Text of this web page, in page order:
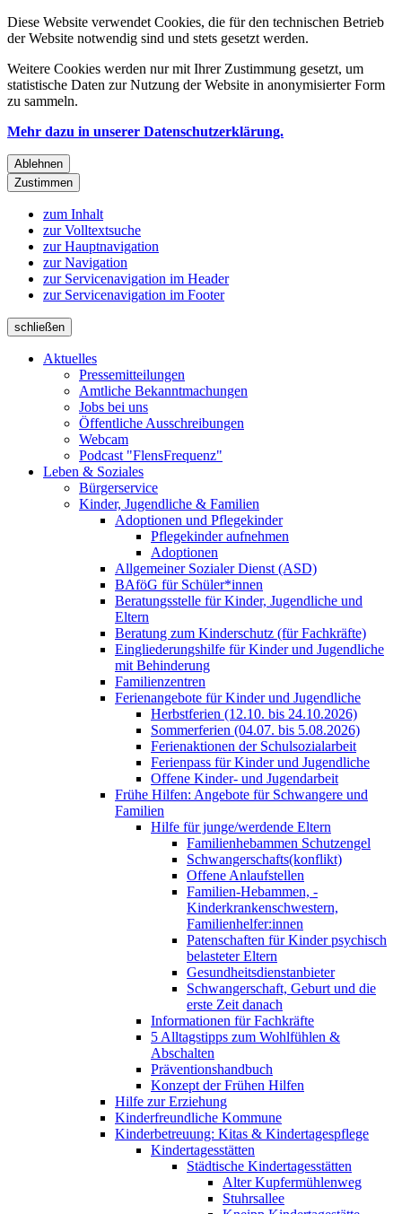
Diese Website verwendet Cookies, die für den technischen Betrieb
der Website notwendig sind und stets gesetzt werden.
Weitere Cookies werden nur mit Ihrer Zustimmung gesetzt, um
statistische Daten zur Nutzung der Website in anonymisierter Form
zu sammeln.
Mehr dazu in unserer Datenschutzerklärung.
Ablehnen
Zustimmen
zum Inhalt
zur Volltextsuche
zur Hauptnavigation
zur Navigation
zur Servicenavigation im Header
zur Servicenavigation im Footer
schließen
Aktuelles
Pressemitteilungen
Amtliche Bekanntmachungen
Jobs bei uns
Öffentliche Ausschreibungen
Webcam
Podcast "FlensFrequenz"
Leben & Soziales
Bürgerservice
Kinder, Jugendliche & Familien
Adoptionen und Pflegekinder
Pflegekinder aufnehmen
Adoptionen
Allgemeiner Sozialer Dienst (ASD)
BAföG für Schüler*innen
Beratungsstelle für Kinder, Jugendliche und
Eltern
Beratung zum Kinderschutz (für Fachkräfte)
Eingliederungshilfe für Kinder und Jugendliche
mit Behinderung
Familienzentren
Ferienangebote für Kinder und Jugendliche
Herbstferien (12.10. bis 24.10.2026)
Sommerferien (04.07. bis 5.08.2026)
Ferienaktionen der Schulsozialarbeit
Ferienpass für Kinder und Jugendliche
Offene Kinder- und Jugendarbeit
Frühe Hilfen: Angebote für Schwangere und
Familien
Hilfe für junge/werdende Eltern
Familienhebammen Schutzengel
Schwangerschafts(konflikt)
Offene Anlaufstellen
Familien-Hebammen, -
Kinderkrankenschwestern,
Familienhelfer:innen
Patenschaften für Kinder psychisch
belasteter Eltern
Gesundheitsdienstanbieter
Schwangerschaft, Geburt und die
erste Zeit danach
Informationen für Fachkräfte
5 Alltagstipps zum Wohlfühlen &
Abschalten
Präventionshandbuch
Konzept der Frühen Hilfen
Hilfe zur Erziehung
Kinderfreundliche Kommune
Kinderbetreuung: Kitas & Kindertagespflege
Kindertagesstätten
Städtische Kindertagesstätten
Alter Kupfermühlenweg
Stuhrsallee